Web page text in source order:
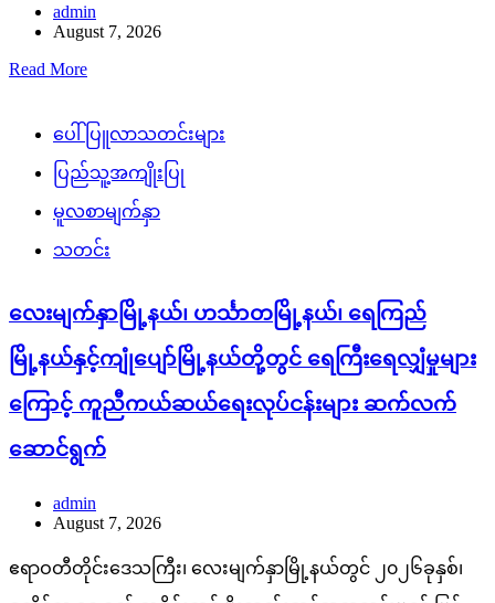
admin
August 7, 2026
Read More
ပေါ်ပြူလာသတင်းများ
ပြည်သူ့အကျိုးပြု
မူလစာမျက်နှာ
သတင်း
လေးမျက်နှာမြို့နယ်၊ ဟင်္သာတမြို့နယ်၊ ရေကြည်
မြို့နယ်နှင့်ကျုံပျော်မြို့နယ်တို့တွင် ရေကြီးရေလျှံမှုများ
ကြောင့် ကူညီကယ်ဆယ်ရေးလုပ်ငန်းများ ဆက်လက်
ဆောင်ရွက်
admin
August 7, 2026
ဧရာဝတီတိုင်းဒေသကြီး၊ လေးမျက်နှာမြို့နယ်တွင် ၂၀၂၆ခုနှစ်၊